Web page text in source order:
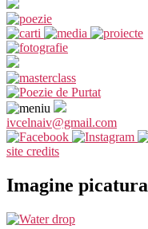
ivcelnaiv@gmail.com
site credits
Imagine picatura